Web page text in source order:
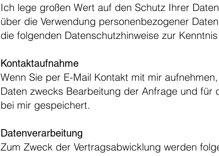
Ich lege großen Wert auf den Schutz Ihrer
über die Verwendung personenbezogener
die folgenden Datenschutzhinweise zur
Kontaktaufnahme
Wenn Sie per E-Mail Kontakt mit mir
Daten zwecks Bearbeitung der Anfrage und für
bei mir gespeichert.
Datenverarbeitung
Zum Zweck der Vertragsabwicklung werden